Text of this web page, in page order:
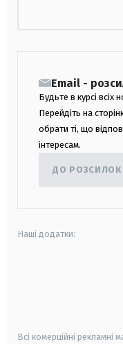
Email -
Будьте в курсі всіх
Перейдіть на
обрати ті, що
інтересам.
ДО РОЗСИЛОК
Наші додатки:
Всі комерційні рекламні